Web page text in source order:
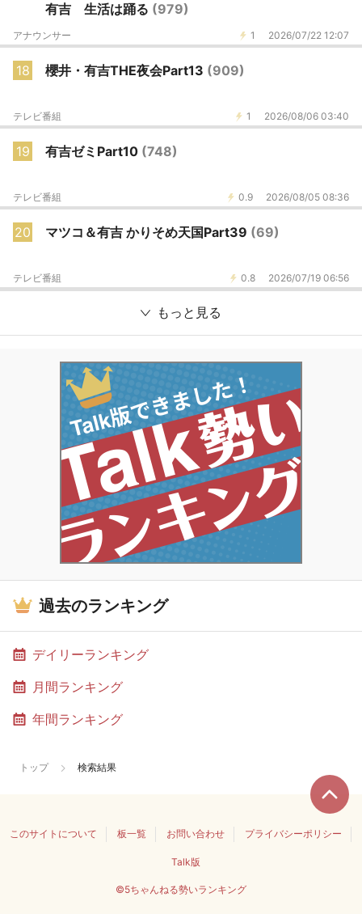
有吉 生活は踊る (979)
1 2026/07/22 12:07
アナウンサー
18 櫻井・有吉THE夜会Part13 (909)
1 2026/08/06 03:40
テレビ番組
19 有吉ゼミPart10 (748)
0.9 2026/08/05 08:36
テレビ番組
20 マツコ＆有吉 かりそめ天国Part39 (69)
0.8 2026/07/19 06:56
テレビ番組
もっと見る
過去のランキング
デイリーランキング
月間ランキング
年間ランキング
トップ 検索結果
このサイトについて 板一覧 お問い合わせ プライバシーポリシー
Talk版
©5ちゃんねる勢いランキング